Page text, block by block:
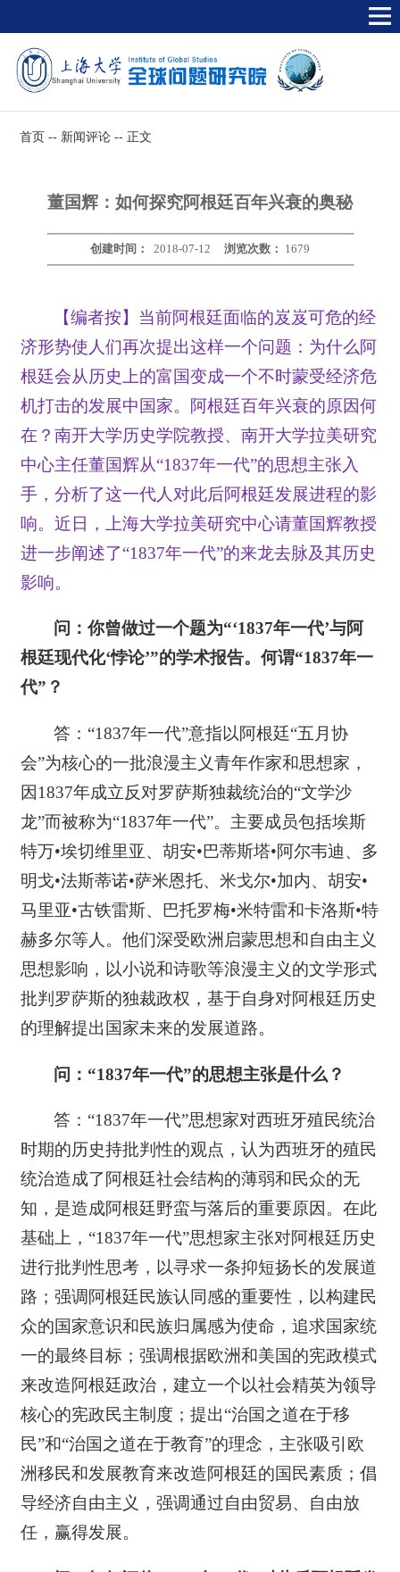
首页 -- 新闻评论 -- 正文
董国辉：如何探究阿根廷百年兴衰的奥秘
创建时间： 2018-07-12 浏览次数： 1679
【编者按】当前阿根廷面临的岌岌可危的经
济形势使人们再次提出这样一个问题：为什么阿
根廷会从历史上的富国变成一个不时蒙受经济危
机打击的发展中国家。阿根廷百年兴衰的原因何
在？南开大学历史学院教授、南开大学拉美研究
中心主任董国辉从“1837年一代”的思想主张入
手，分析了这一代人对此后阿根廷发展进程的影
响。近日，上海大学拉美研究中心请董国辉教授
进一步阐述了“1837年一代”的来龙去脉及其历史
影响。
问：你曾做过一个题为“‘1837年一代’与阿
根廷现代化‘悖论’”的学术报告。何谓“1837年一
代”？
答：“1837年一代”意指以阿根廷“五月协
会”为核心的一批浪漫主义青年作家和思想家，
因1837年成立反对罗萨斯独裁统治的“文学沙
龙”而被称为“1837年一代”。主要成员包括埃斯
特万•埃切维里亚、胡安•巴蒂斯塔•阿尔韦迪、多
明戈•法斯蒂诺•萨米恩托、米戈尔•加内、胡安•
马里亚•古铁雷斯、巴托罗梅•米特雷和卡洛斯•特
赫多尔等人。他们深受欧洲启蒙思想和自由主义
思想影响，以小说和诗歌等浪漫主义的文学形式
批判罗萨斯的独裁政权，基于自身对阿根廷历史
的理解提出国家未来的发展道路。
问：“1837年一代”的思想主张是什么？
答：“1837年一代”思想家对西班牙殖民统治
时期的历史持批判性的观点，认为西班牙的殖民
统治造成了阿根廷社会结构的薄弱和民众的无
知，是造成阿根廷野蛮与落后的重要原因。在此
基础上，“1837年一代”思想家主张对阿根廷历史
进行批判性思考，以寻求一条抑短扬长的发展道
路；强调阿根廷民族认同感的重要性，以构建民
众的国家意识和民族归属感为使命，追求国家统
一的最终目标；强调根据欧洲和美国的宪政模式
来改造阿根廷政治，建立一个以社会精英为领导
核心的宪政民主制度；提出“治国之道在于移
民”和“治国之道在于教育”的理念，主张吸引欧
洲移民和发展教育来改造阿根廷的国民素质；倡
导经济自由主义，强调通过自由贸易、自由放
任，赢得发展。